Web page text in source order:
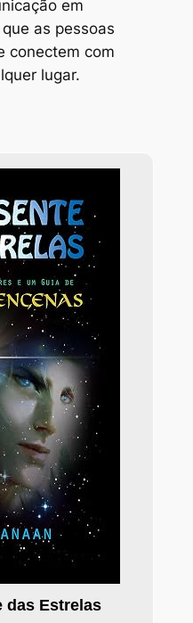
em
as pessoas
conectem com
lugar.
das Estrelas